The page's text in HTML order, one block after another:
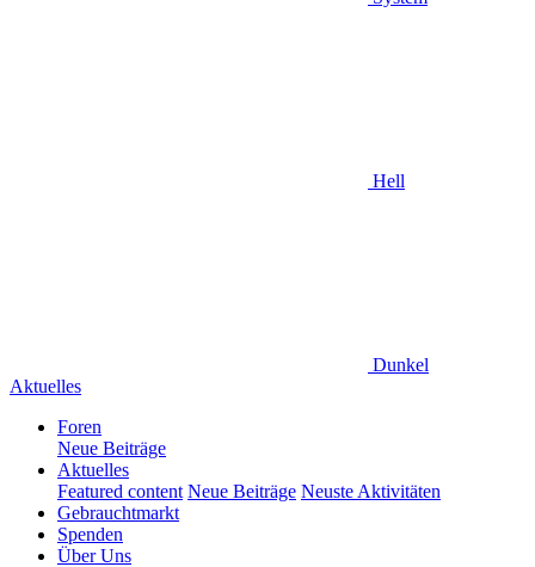
Hell
Dunkel
Aktuelles
Foren
Neue Beiträge
Aktuelles
Featured content Neue Beiträge Neuste Aktivitäten
Gebrauchtmarkt
Spenden
Über Uns